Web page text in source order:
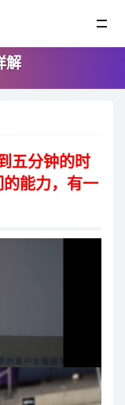
解
五分钟的时
的能力，有一